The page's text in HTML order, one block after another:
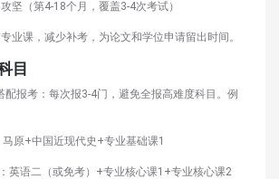
坚（第4-18个月，覆盖3-4次考试）
业课，减少补考，为论文和学位申请留出时间。
目
配报考：每次报3-4门，避免全报高难度科目。例
原+中国近现代史+专业基础课1
英语二（或免考）+专业核心课1+专业核心课2